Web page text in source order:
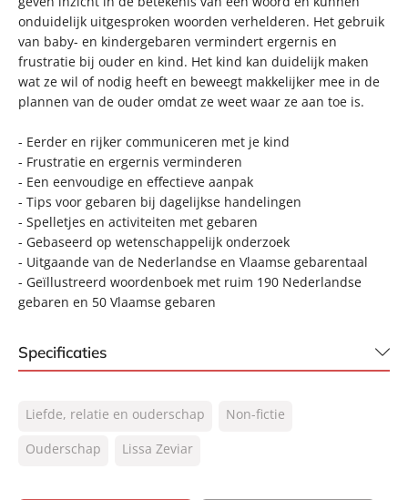
onduidelijk uitgesproken woorden verhelderen. Het gebruik
van baby- en kindergebaren vermindert ergernis en
frustratie bij ouder en kind. Het kind kan duidelijk maken
wat ze wil of nodig heeft en beweegt makkelijker mee in de
plannen van de ouder omdat ze weet waar ze aan toe is.
- Eerder en rijker communiceren met je kind
- Frustratie en ergernis verminderen
- Een eenvoudige en effectieve aanpak
- Tips voor gebaren bij dagelijkse handelingen
- Spelletjes en activiteiten met gebaren
- Gebaseerd op wetenschappelijk onderzoek
- Uitgaande van de Nederlandse en Vlaamse gebarentaal
- Geïllustreerd woordenboek met ruim 190 Nederlandse
gebaren en 50 Vlaamse gebaren
Specificaties
NUR:
850
Type:
Paperback
Liefde, relatie en ouderschap
Non-fictie
Ouderschap
Lissa Zeviar